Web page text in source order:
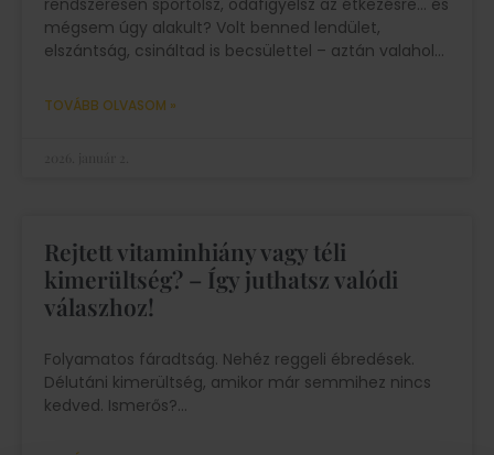
rendszeresen sportolsz, odafigyelsz az étkezésre… és
mégsem úgy alakult? Volt benned lendület,
elszántság, csináltad is becsülettel – aztán valahol
TOVÁBB OLVASOM »
Rejtett vitaminhiány vagy téli
kimerültség? – Így juthatsz valódi
válaszhoz!
Folyamatos fáradtság. Nehéz reggeli ébredések.
Délutáni kimerültség, amikor már semmihez nincs
kedved. Ismerős?